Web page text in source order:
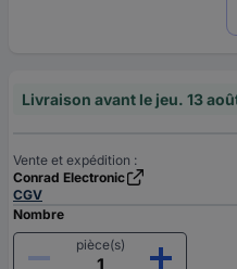
Livraison avant le jeu. 13
Vente et expédition :
Conrad Electronic
CGV
Nombre
pièce(s)